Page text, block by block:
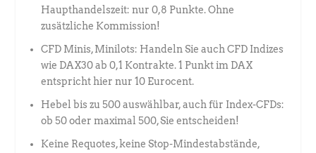
Haupthandelszeit: nur 0,8 Punkte. Ohne
zusätzliche Kommission!
CFD Minis, Minilots: Handeln Sie auch CFD Indizes
wie DAX30 ab 0,1 Kontrakte. 1 Punkt im DAX
entspricht hier nur 10 Eurocent.
Hebel bis zu 500 auswählbar, auch für Index-CFDs:
ob 50 oder maximal 500, Sie entscheiden!
Keine Requotes, keine Stop-Mindestabstände,